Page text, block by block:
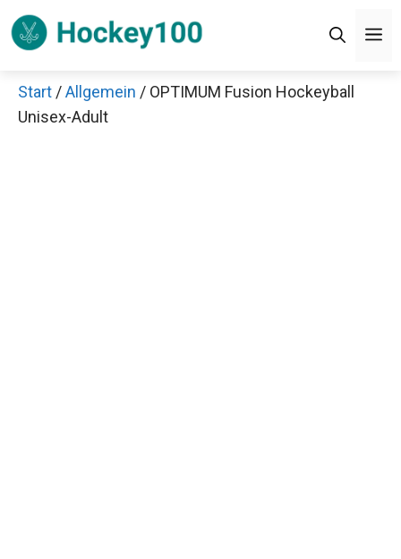
Zum
Inhalt
Start /Allgemein / OPTIMUM Fusion Hockeyball
Unisex-Adult